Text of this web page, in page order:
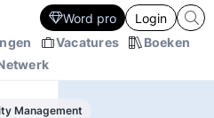
Vacatures
Boeken
Word pro Login
Management